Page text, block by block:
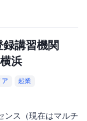
講習機関
浜
ア
起業
ス（現在はマルチ